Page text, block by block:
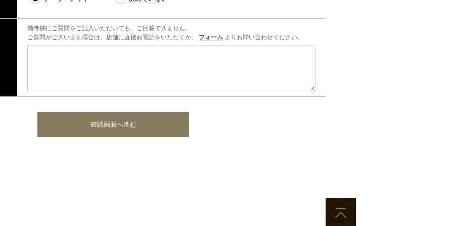
備考欄にご質問をご記入いただいても、ご回答できません。
ご質問がございます場合は、店舗に直接お電話をいただくか、 フォーム よりお問い合わせください。
確認画面へ進む